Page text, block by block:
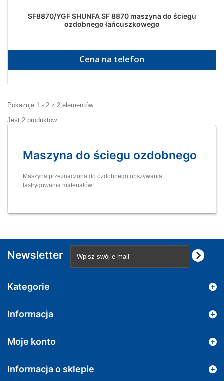
SF8870/YGF SHUNFA SF 8870 maszyna do ściegu
ozdobnego łańcuszkowego
Cena na telefon
Pokazuje 1 - 2 z 2 elementów
Jest 2 produktów.
Maszyna do ściegu ozdobnego
Maszyna przeznaczona do ozdobnego obszywania,
fastrygowania materiałów.
Newsletter
Kategorie
Informacja
Moje konto
Informacja o sklepie